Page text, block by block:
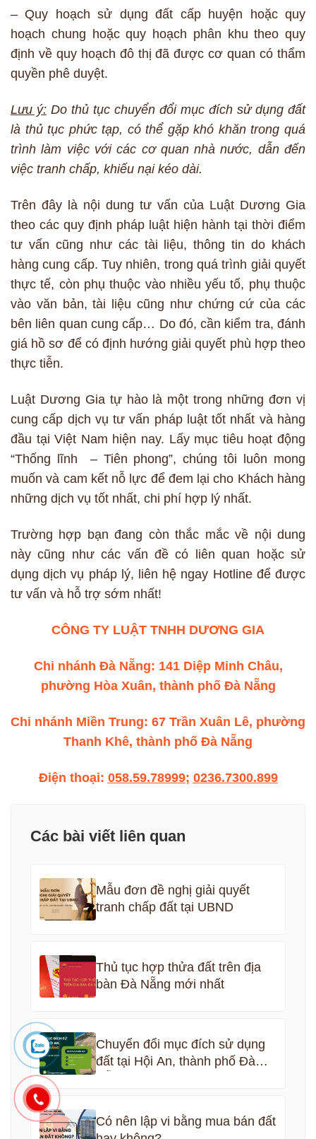
– Quy hoạch sử dụng đất cấp huyện hoặc quy
hoạch chung hoặc quy hoạch phân khu theo quy
định về quy hoạch đô thị đã được cơ quan có thẩm
quyền phê duyệt.
Lưu ý: Do thủ tục chuyển đổi mục đích sử dụng đất
là thủ tục phức tạp, có thể gặp khó khăn trong quá
trình làm việc với các cơ quan nhà nước, dẫn đến
việc tranh chấp, khiếu nại kéo dài.
Trên đây là nội dung tư vấn của Luật Dương Gia
theo các quy định pháp luật hiện hành tại thời điểm
tư vấn cũng như các tài liệu, thông tin do khách
hàng cung cấp. Tuy nhiên, trong quá trình giải quyết
thực tế, còn phụ thuộc vào nhiều yếu tố, phụ thuộc
vào văn bản, tài liệu cũng như chứng cứ của các
bên liên quan cung cấp… Do đó, cần kiểm tra, đánh
giá hồ sơ để có định hướng giải quyết phù hợp theo
thực tiễn.
Luật Dương Gia tự hào là một trong những đơn vị
cung cấp dịch vụ tư vấn pháp luật tốt nhất và hàng
đầu tại Việt Nam hiện nay. Lấy mục tiêu hoạt động
“Thống lĩnh – Tiên phong”, chúng tôi luôn mong
muốn và cam kết nỗ lực để đem lại cho Khách hàng
những dịch vụ tốt nhất, chi phí hợp lý nhất.
Trường hợp bạn đang còn thắc mắc về nội dung
này cũng như các vấn đề có liên quan hoặc sử
dụng dịch vụ pháp lý, liên hệ ngay Hotline để được
tư vấn và hỗ trợ sớm nhất!
CÔNG TY LUẬT TNHH DƯƠNG GIA
Chi nhánh Đà Nẵng: 141 Diệp Minh Châu,
phường Hòa Xuân, thành phố Đà Nẵng
Chi nhánh Miền Trung: 67 Trần Xuân Lê, phường
Thanh Khê, thành phố Đà Nẵng
Điện thoại: 058.59.78999; 0236.7300.899
Các bài viết liên quan
Mẫu đơn đề nghị giải quyết
tranh chấp đất tại UBND
Thủ tục hợp thửa đất trên địa
bàn Đà Nẵng mới nhất
Chuyển đổi mục đích sử dụng
đất tại Hội An, thành phố Đà
Nẵng
Có nên lập vi bằng mua bán đất